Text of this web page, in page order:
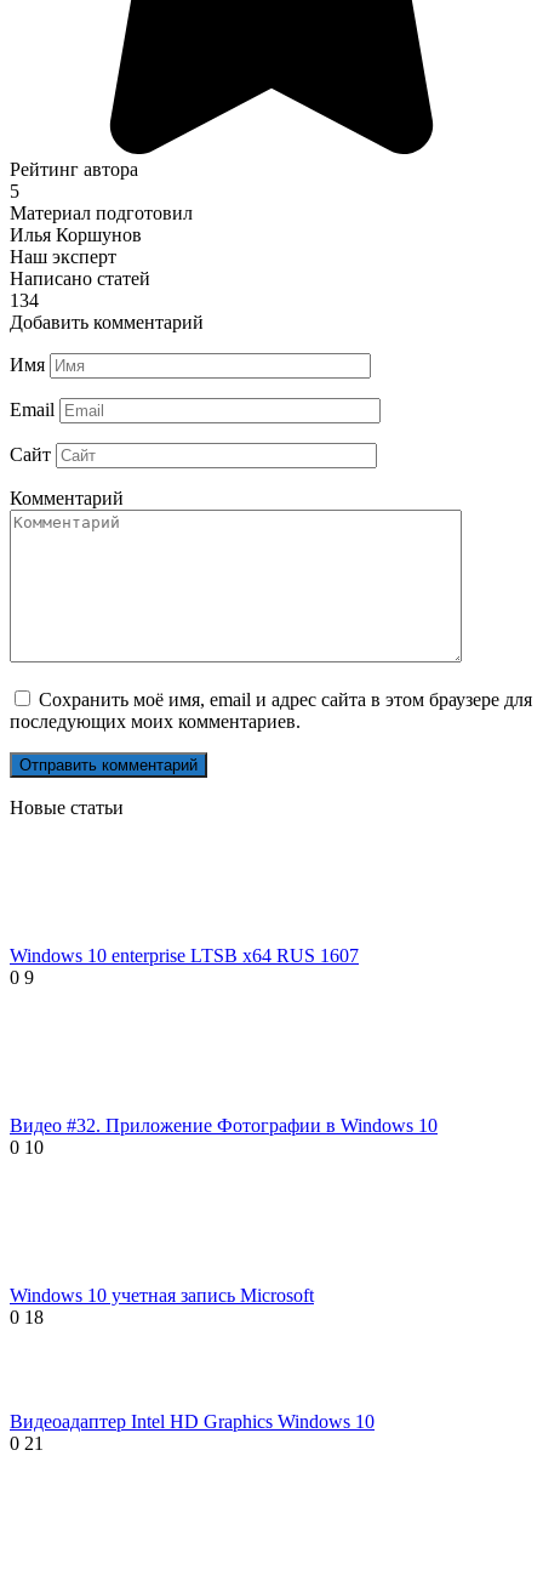
Рейтинг автора
5
Материал подготовил
Илья Коршунов
Наш эксперт
Написано статей
134
Добавить комментарий
Имя
Email
Сайт
Комментарий
Сохранить моё имя, email и адрес сайта в этом браузере для
последующих моих комментариев.
Новые статьи
Windows 10 enterprise LTSB x64 RUS 1607
0 9
Видео #32. Приложение Фотографии в Windows 10
0 10
Windows 10 учетная запись Microsoft
0 18
Видеоадаптер Intel HD Graphics Windows 10
0 21